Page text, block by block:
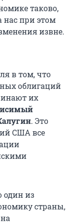
таково,
нас при этом
извне.
в том, что
облигаций
их
. Это
США все
один из
страны,